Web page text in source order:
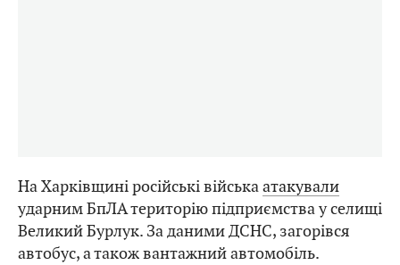
На Харківщині російські військаатакували
ударним БпЛА територію підприємства у селищі
Великий Бурлук. За даними ДСНС, загорівся
автобус, а також вантажний автомобіль.